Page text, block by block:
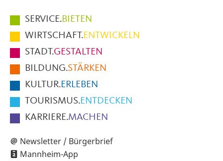
Hauptmenüpunkte
im
Fußbereich
der
Seite
SERVICE.BIETEN
WIRTSCHAFT.ENTWICKELN
STADT.GESTALTEN
BILDUNG.STÄRKEN
KULTUR.ERLEBEN
TOURISMUS.ENTDECKEN
KARRIERE.MACHEN
Newsletter / Bürgerbrief
Mannheim-App